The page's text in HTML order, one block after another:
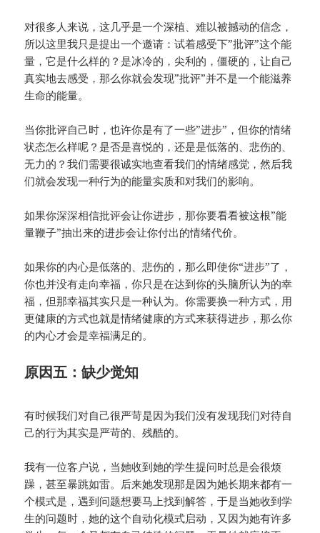
对很多人来说，这几乎是一个深植、难以被撼动的信念，
所以这里我只是提出一个邀请：试着感受下”批评”这个能
量，它是什么样的？是冰冷的，尖利的，僵硬的，让自己
真实地去感受，那么你就会发现”批评”并不是一个能滋养
生命的能量。
当你批评自己时，也许你是有了一些”进步”，但你的情绪
状态怎么样呢？是否是喜悦的，还是是低落的、悲伤的、
无力的？我们需要很诚实地查看我们的情绪感觉，然后我
们就会发现一种行为的能量实质和对我们的影响。
如果你深深相信批评会让你进步，那你要看看被这根”能
量鞭子”抽出来的进步会让你付出的情绪代价。
如果你的内心是低落的、悲伤的，那么即使你“进步”了，
你也并没有走向幸福，你只是在达到你的头脑所认为的幸
福，但那幸福其实只是一种认为。你需要换一种方式，用
更健康的方式也就是情绪健康的方式来获得进步，那么你
的内心才会是幸福满足的。
原因五：缺少觉知
有时候我们对自己很严苛是因为我们没有发现我们对待自
己的行为其实是严苛的、残酷的。
我有一位客户说，当她收到她的学生提问时总是会很烦
躁，甚至暴跳如雷。后来她发现那是因为她长期来都有一
个模式是，遇到问题想要马上找到解答，于是当她收到学
生的问题时，她的这个自动化模式启动，又因为她有许多